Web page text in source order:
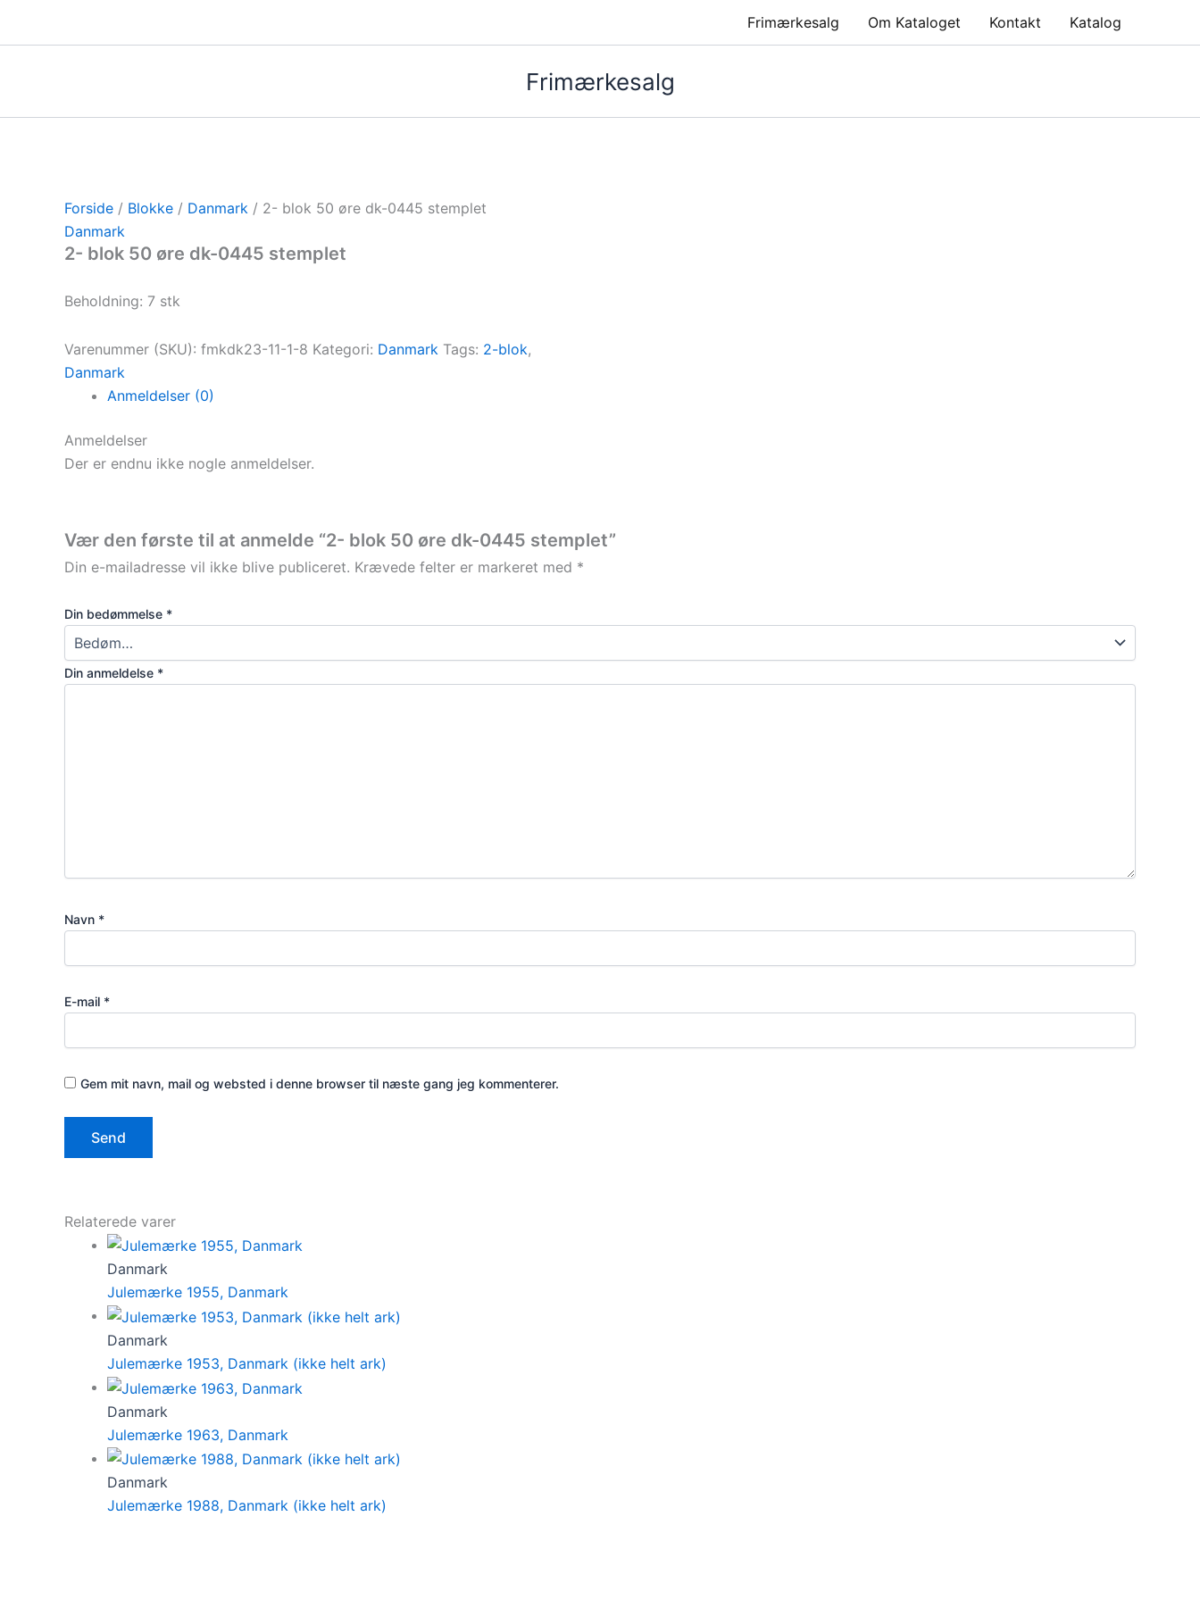
Frimærkesalg Om Kataloget Kontakt Katalog
Frimærkesalg
Forside / Blokke / Danmark / 2- blok 50 øre dk-0445 stemplet
Danmark
2- blok 50 øre dk-0445 stemplet
Beholdning: 7 stk
Varenummer (SKU): fmkdk23-11-1-8 Kategori: Danmark Tags: 2-blok,
Danmark
Anmeldelser (0)
Anmeldelser
Der er endnu ikke nogle anmeldelser.
Vær den første til at anmelde “2- blok 50 øre dk-0445 stemplet”
Din e-mailadresse vil ikke blive publiceret. Krævede felter er markeret med *
Din bedømmelse *
Din anmeldelse *
Navn *
E-mail *
Gem mit navn, mail og websted i denne browser til næste gang jeg kommenterer.
Relaterede varer
Danmark
Julemærke 1955, Danmark
Danmark
Julemærke 1953, Danmark (ikke helt ark)
Danmark
Julemærke 1963, Danmark
Danmark
Julemærke 1988, Danmark (ikke helt ark)